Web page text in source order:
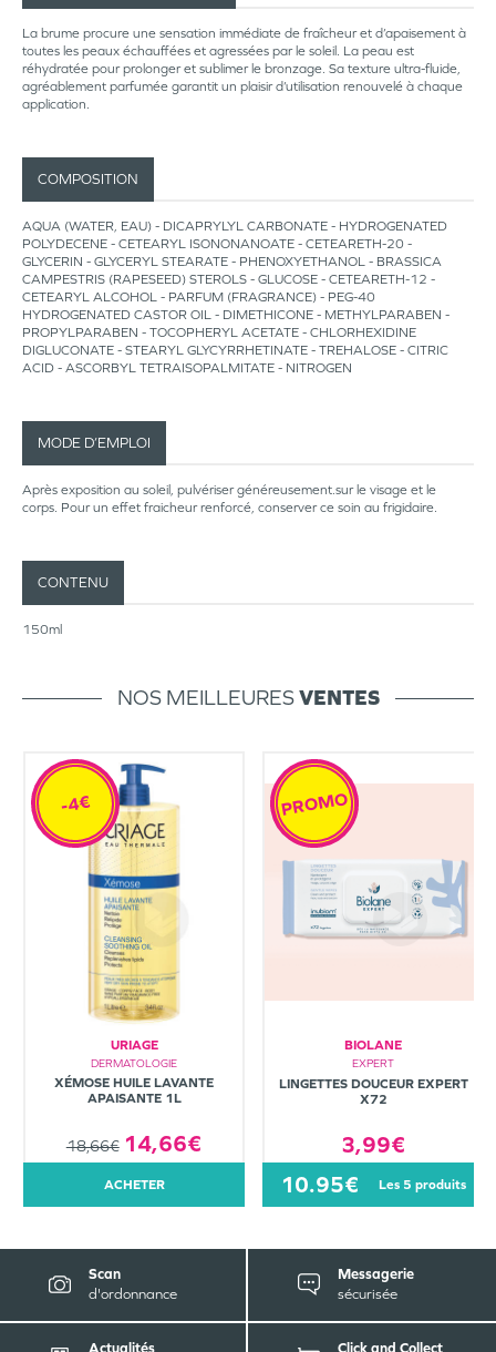
La brume procure une sensation immédiate de fraîcheur et d’apaisement à
toutes les peaux échauffées et agressées par le soleil. La peau est
réhydratée pour prolonger et sublimer le bronzage. Sa texture ultra-fluide,
agréablement parfumée garantit un plaisir d’utilisation renouvelé à chaque
application.
COMPOSITION
AQUA (WATER, EAU) - DICAPRYLYL CARBONATE - HYDROGENATED
POLYDECENE - CETEARYL ISONONANOATE - CETEARETH-20 -
GLYCERIN - GLYCERYL STEARATE - PHENOXYETHANOL - BRASSICA
CAMPESTRIS (RAPESEED) STEROLS - GLUCOSE - CETEARETH-12 -
CETEARYL ALCOHOL - PARFUM (FRAGRANCE) - PEG-40
HYDROGENATED CASTOR OIL - DIMETHICONE - METHYLPARABEN -
PROPYLPARABEN - TOCOPHERYL ACETATE - CHLORHEXIDINE
DIGLUCONATE - STEARYL GLYCYRRHETINATE - TREHALOSE - CITRIC
ACID - ASCORBYL TETRAISOPALMITATE - NITROGEN
MODE D’EMPLOI
Après exposition au soleil, pulvériser généreusement.sur le visage et le
corps. Pour un effet fraicheur renforcé, conserver ce soin au frigidaire.
CONTENU
150ml
NOS MEILLEURESVENTES
URIAGE
DERMATOLOGIE
XÉMOSE HUILE LAVANTE
APAISANTE 1L
18,66€ 14,66€
-4€
ACHETER
BIOLANE
EXPERT
LINGETTES DOUCEUR EXPERT
X72
3,99€
PROMO
10.95€ les 5 produits
Scan
d'ordonnance
Messagerie
sécurisée
Actualités
Click and Collect